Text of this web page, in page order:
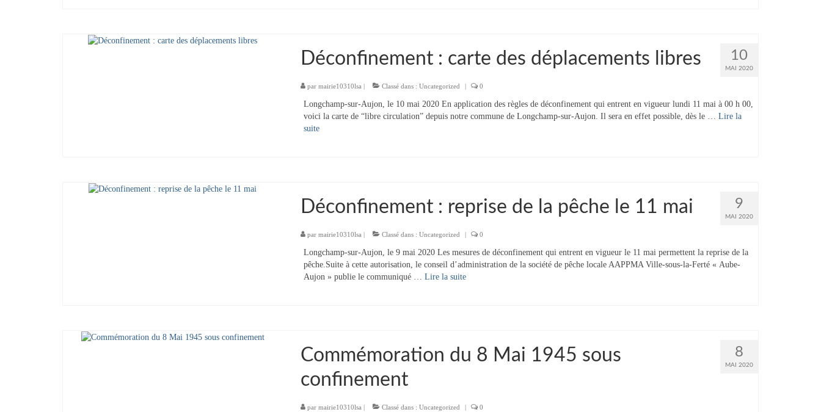
10
MAI 2020
Déconfinement : carte des déplacements libres
parmairie10310lsa Classé dans :Uncategorized 0
Longchamp-sur-Aujon, le 10 mai 2020 En application des règles de déconfinement qui entrent en vigueur lundi 11 mai à 00 h 00,
voici la carte de “libre circulation” depuis notre commune de Longchamp-sur-Aujon. Il sera en effet possible, dès le …Lire la
suite­­
9
MAI 2020
Déconfinement : reprise de la pêche le 11 mai
parmairie10310lsa | Classé dans :Uncategorized | 0
Longchamp-sur-Aujon, le 9 mai 2020 Les mesures de déconfinement qui entrent en vigueur le 11 mai permettent la reprise de la
pêche.Suite à cette autorisation, le conseil d’administration de la société de pêche locale AAPPMA Ville-sous-la-Ferté « Aube-
Aujon » publie le communiqué …Lire la suite­­
8
MAI 2020
Commémoration du 8 Mai 1945 sous
confinement
parmairie10310lsa | Classé dans :Uncategorized | 0